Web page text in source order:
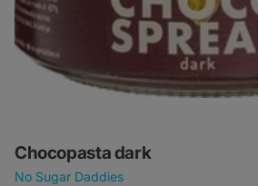
Chocopasta dark
No Sugar Daddies